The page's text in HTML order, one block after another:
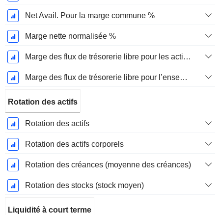
Net Avail. Pour la marge commune %
Marge nette normalisée %
Marge des flux de trésorerie libre pour les actionnaires
Marge des flux de trésorerie libre pour l’ensemble des pourvoyeurs de fonds
Rotation des actifs
Rotation des actifs
Rotation des actifs corporels
Rotation des créances (moyenne des créances)
Rotation des stocks (stock moyen)
Liquidité à court terme